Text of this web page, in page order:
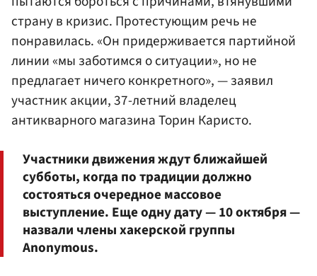
страну в кризис. Протестующим речь не
понравилась. «Он придерживается партийной
линии «мы заботимся о ситуации», но не
предлагает ничего конкретного», — заявил
участник акции, 37-летний владелец
антикварного магазина Торин Каристо.
Участники движения ждут ближайшей
субботы, когда по традиции должно
состояться очередное массовое
выступление. Еще одну дату — 10 октября —
назвали члены хакерской группы
Anonymous.